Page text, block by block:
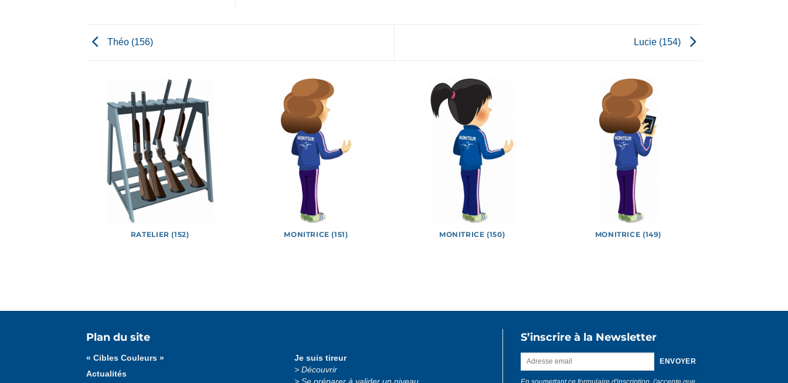
Théo (156) Lucie (154)
RATELIER (152) MONITRICE (151) MONITRICE (150) MONITRICE (149)
Plan du site
« Cibles Couleurs »
Actualités
Je suis tireur
Découvrir
S’inscrire à la Newsletter